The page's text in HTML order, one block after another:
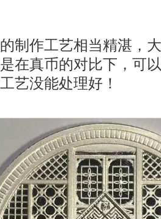
作工艺相当精湛，大
在真币的对比下，可
艺没能处理好！